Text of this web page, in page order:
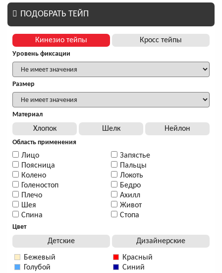
ПОДОБРАТЬ ТЕЙП
Кинезио тейпы Кросс тейпы
Уровень фиксации
Размер
Материал
Хлопок Шелк Нейлон
Область применения
Лицо
Поясница
Колено
Голеностоп
Плечо
Шея
Спина
Запястье
Пальцы
Локоть
Бедро
Ахилл
Живот
Стопа
Цвет
Детские Дизайнерские
Бежевый
Голубой
Красный
Синий